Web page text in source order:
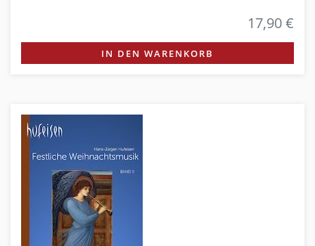
17,90 €
IN DEN WARENKORB